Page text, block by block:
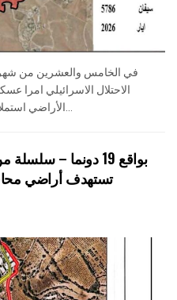
الاحتلال الاسرائيلي امرا
بواقع 19 دونما –
تستهدف أراضي